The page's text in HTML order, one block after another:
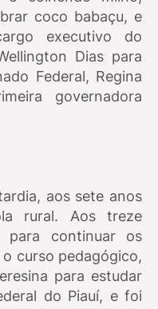
coco babaçu, e
executivo do
Dias para
Federal, Regina
governadora
aos sete anos
rural. Aos treze
para continuar os
curso pedagógico,
para estudar
do Piauí, e foi